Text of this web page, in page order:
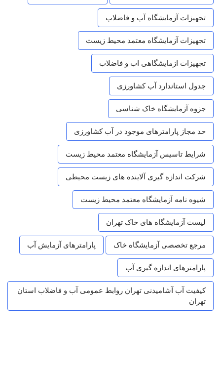
تجهیزات آزمایشگاه آب و فاضلاب
تجهیزات آزمایشگاه معتمد محیط زیست
تجهیزات ازمایشگاهی اب و فاضلاب
جدول استاندارد آب کشاورزی
جزوه آزمایشگاه خاک شناسی
حد مجاز پارامترهای موجود در آب کشاورزی
شرایط تاسیس آزمایشگاه معتمد محیط زیست
شرکت اندازه گیری آلاینده های زیست محیطی
شیوه نامه آزمایشگاه معتمد محیط زیست
لیست آزمایشگاه های خاک تهران
مرجع تخصصی آزمایشگاه خاک پارامترهای آزمایش آب
پارامترهای اندازه گیری آب
کیفیت آب آشامیدنی تهران روابط عمومی آب و فاضلاب استان
تهران